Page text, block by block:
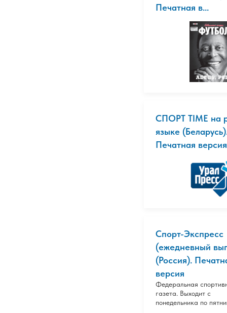
Печатная в...
СПОРТ TIME на
языке
Печатная версия
Спорт-Экспресс
(ежедневный
(Россия).
версия
Федеральная
газета. Выходит с
понедельника по